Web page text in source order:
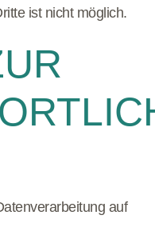
ist nicht möglich.
auf